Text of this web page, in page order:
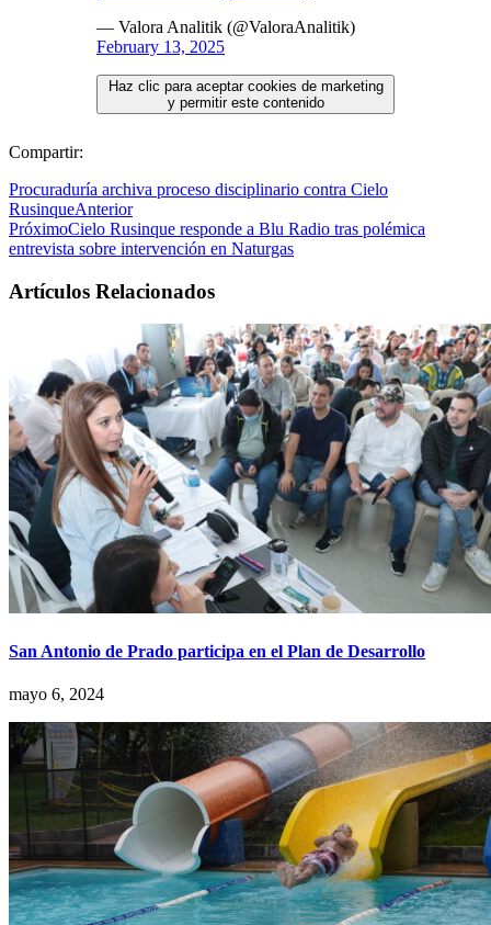
— Valora Analitik (@ValoraAnalitik)
February 13, 2025
Haz clic para aceptar cookies de marketing
y permitir este contenido
Compartir:
Procuraduría archiva proceso disciplinario contra Cielo
RusinqueAnterior
PróximoCielo Rusinque responde a Blu Radio tras polémica
entrevista sobre intervención en Naturgas
Artículos Relacionados
San Antonio de Prado participa en el Plan de Desarrollo
mayo 6, 2024